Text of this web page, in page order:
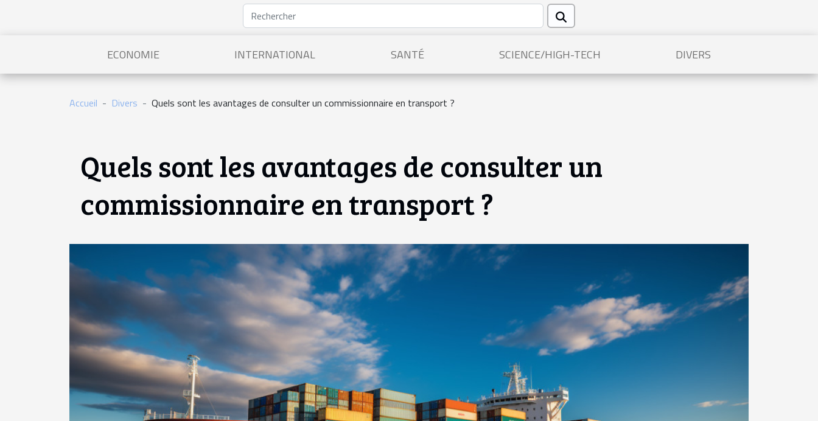
ECONOMIE INTERNATIONAL SANTÉ SCIENCE/HIGH-TECH DIVERS
Accueil Divers Quels sont les avantages de consulter un commissionnaire en transport ?
Quels sont les avantages de consulter un
commissionnaire en transport ?